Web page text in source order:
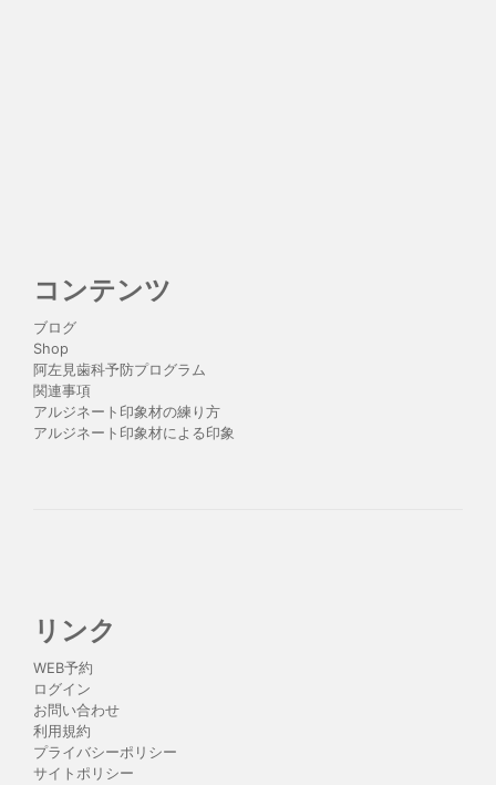
コンテンツ
ブログ
Shop
阿左見歯科予防プログラム
関連事項
アルジネート印象材の練り方
アルジネート印象材による印象
リンク
WEB予約
ログイン
お問い合わせ
利用規約
プライバシーポリシー
サイトポリシー